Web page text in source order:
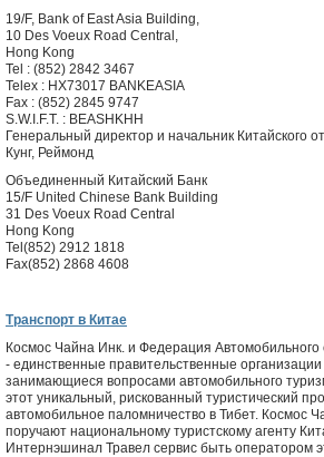
19/F, Bank of East Asia Building,
10 Des Voeux Road Central,
Hong Kong
Tel : (852) 2842 3467
Telex : HX73017 BANKEASIA
Fax : (852) 2845 9747
S.W.I.F.T. : BEASHKHH
Генеральный директор и начальник Китайского
Кунг, Реймонд
Объединенный Китайский Банк
15/F United Chinese Bank Building
31 Des Voeux Road Central
Hong Kong
Tel(852) 2912 1818
Fax(852) 2868 4608
Транспорт в Китае
Космос Чайна Инк. и Федерация
- единственные правительственные организации
занимающиеся вопросами автомобильного
этот уникальный, рискованный туристический
автомобильное паломничество в Тибет. Космос
поручают национальному туристскому агенту
Интернэшинал Травел сервис быть оператором